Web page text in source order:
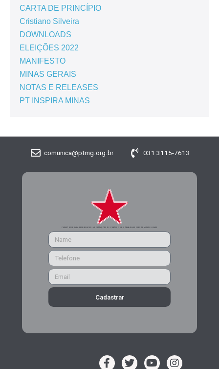
CARTA DE PRINCÍPIO
Cristiano Silveira
DOWNLOADS
ELEIÇÕES 2022
MANIFESTO
MINAS GERAIS
NOTAS E RELEASES
PT INSPIRA MINAS
comunica@ptmg.org.br 031 3115-7613
CADASTRE-SE PARA RECEBER MAIS INFORMAÇÕES DO PARTIDO DOS TRABALHADORES DE MINAS GERAIS
Cadastrar